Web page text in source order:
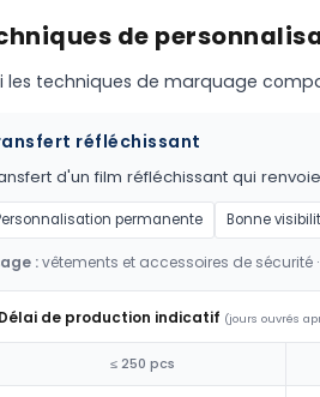
de
les techniques de marquage
réfléchissant
d'un film réfléchissant qui
permanente Bonne
:vêtements et accessoires de sécurité ·
Délai de production indicatif (jours ouvrés
≤ 250 pcs